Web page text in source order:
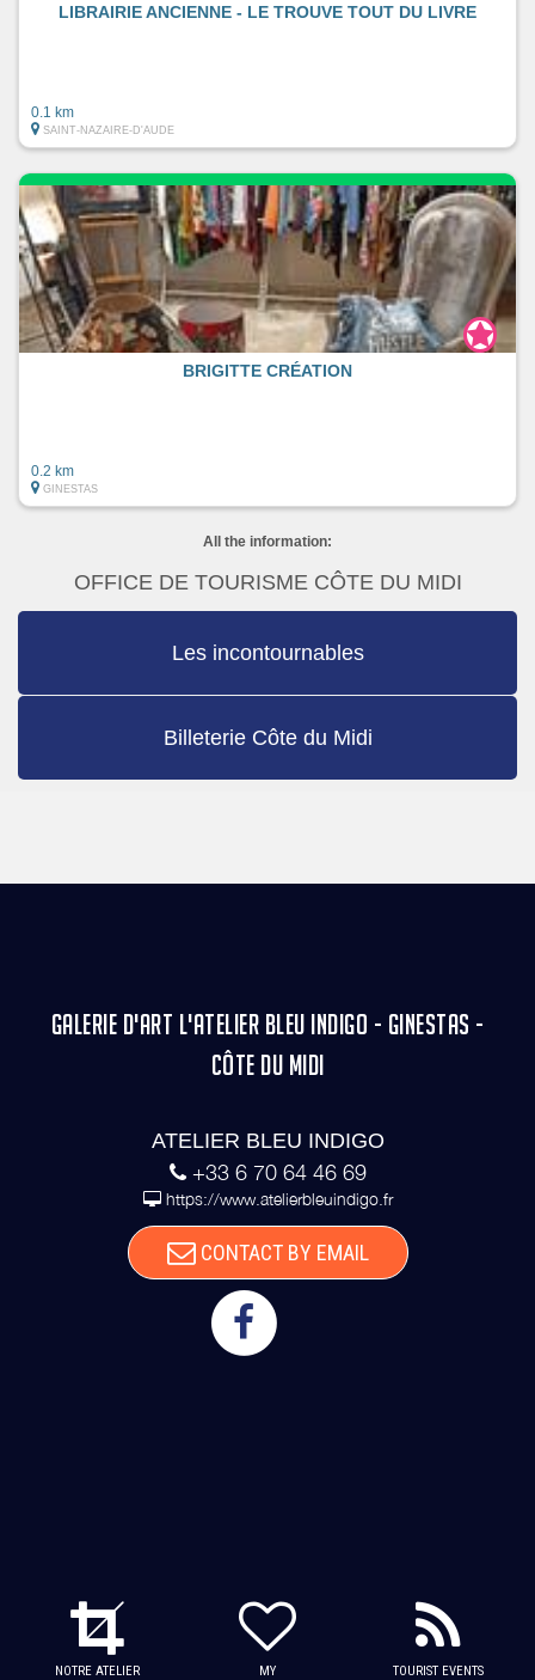
LIBRAIRIE ANCIENNE - LE TROUVE TOUT DU LIVRE
0.1 km
SAINT-NAZAIRE-D'AUDE
BRIGITTE CRÉATION
0.2 km
GINESTAS
All the information:
OFFICE DE TOURISME CÔTE DU MIDI
Les incontournables
Billeterie Côte du Midi
GALERIE D'ART L'ATELIER BLEU INDIGO - GINESTAS -
CÔTE DU MIDI
ATELIER BLEU INDIGO
+33 6 70 64 46 69
https://www.atelierbleuindigo.fr
CONTACT BY EMAIL
NOTRE ATELIER
MY
TOURIST EVENTS